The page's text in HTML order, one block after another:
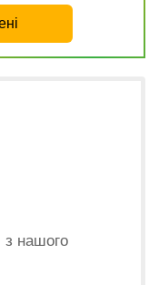
з нашого